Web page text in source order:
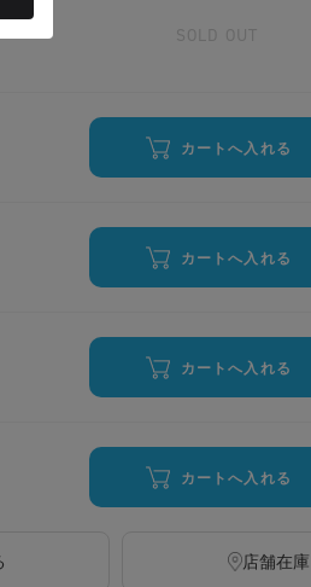
カートへ入れる
カートへ入れる
カートへ入れる
カートへ入れる
店舗在庫